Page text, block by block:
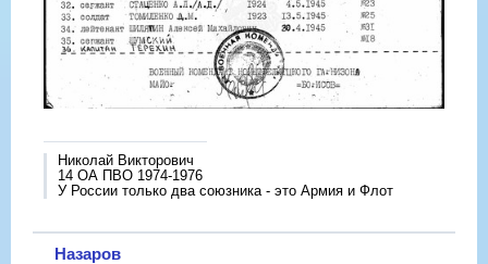
Николай Викторович
14 ОА ПВО 1974-1976
У России только два союзника - это Армия и Флот
Назаров